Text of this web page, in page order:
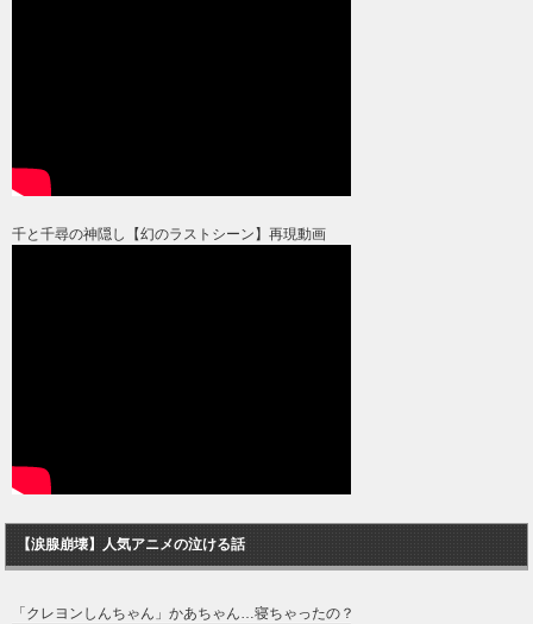
千と千尋の神隠し【幻のラストシーン】再現動画
【涙腺崩壊】人気アニメの泣ける話
「クレヨンしんちゃん」かあちゃん…寝ちゃったの？